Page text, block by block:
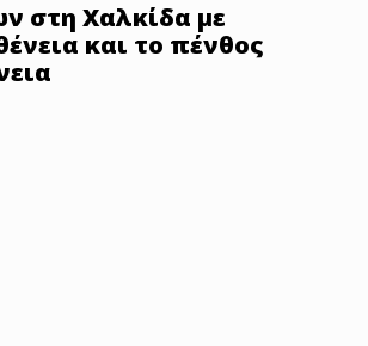
στη Χαλκίδα με
και το πένθος